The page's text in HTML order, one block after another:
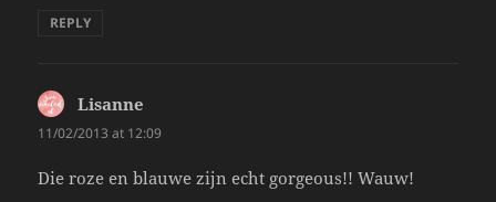
REPLY
Lisanne
11/02/2013 at 12:09
Die roze en blauwe zijn echt gorgeous!! Wauw!